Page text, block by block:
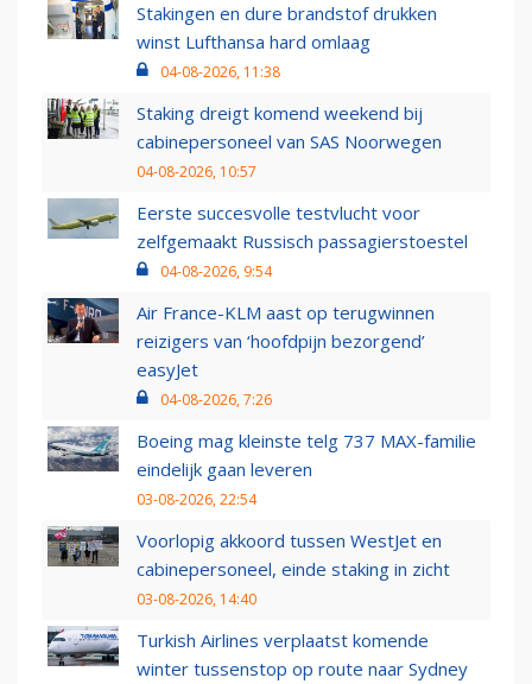
Stakingen en dure brandstof drukken
winst Lufthansa hard omlaag
04-08-2026, 11:38
Staking dreigt komend weekend bij
cabinepersoneel van SAS Noorwegen
04-08-2026, 10:57
Eerste succesvolle testvlucht voor
zelfgemaakt Russisch passagierstoestel
04-08-2026, 9:54
Air France-KLM aast op terugwinnen
reizigers van ‘hoofdpijn bezorgend’
easyJet
04-08-2026, 7:26
Boeing mag kleinste telg 737 MAX-familie
eindelijk gaan leveren
03-08-2026, 22:54
Voorlopig akkoord tussen WestJet en
cabinepersoneel, einde staking in zicht
03-08-2026, 14:40
Turkish Airlines verplaatst komende
winter tussenstop op route naar Sydney